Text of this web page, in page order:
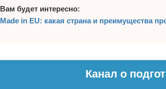
Вам будет интересно:
Made in EU: какая страна и преимущества
Канал о